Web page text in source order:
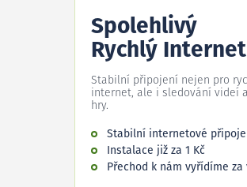
Spolehlivý
Rychlý Internet
Stabilní připojení nejen pro
internet, ale i sledování videí a
hry.
Stabilní internetové
Instalace již za 1 Kč
Přechod k nám vyřídíme za